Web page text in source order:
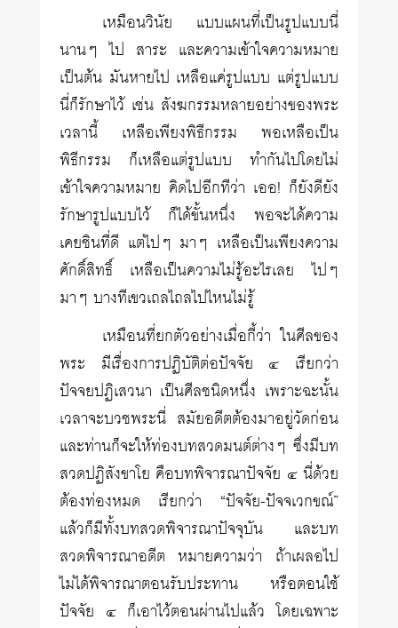
เหมือนวินัย แบบแผนที่เป็นรูปแบบนี่
นานๆ ไป สาระ และความเข้าใจความหมาย
เป็นต้น มันหายไป เหลือแค่รูปแบบ แต่รูปแบบ
นี่ก็รักษาไว้ เช่น สังฆกรรมหลายอย่างของพระ
เวลานี้ เหลือเพียงพิธีกรรม พอเหลือเป็น
พิธีกรรม ก็เหลือแต่รูปแบบ ทำกันไปโดยไม่
เข้าใจความหมาย คิดไปอีกทีว่า เออ! ก็ยังดียัง
รักษารูปแบบไว้ ก็ได้ขั้นหนึ่ง พอจะได้ความ
เคยชินที่ดี แต่ไปๆ มาๆ เหลือเป็นเพียงความ
ศักดิ์สิทธิ์ เหลือเป็นความไม่รู้อะไรเลย ไปๆ
มาๆ บางทีเขวเถลไถลไปไหนไม่รู้
เหมือนที่ยกตัวอย่างเมื่อกี้ว่า ในศีลของ
พระ มีเรื่องการปฏิบัติต่อปัจจัย ๔ เรียกว่า
ปัจจยปฏิเสวนา เป็นศีลชนิดหนึ่ง เพราะฉะนั้น
เวลาจะบวชพระนี่ สมัยอดีตต้องมาอยู่วัดก่อน
และท่านก็จะให้ท่องบทสวดมนต์ต่างๆ ซึ่งมีบท
สวดปฏิสังขาโย คือบทพิจารณาปัจจัย ๔ นี่ด้วย
ต้องท่องหมด เรียกว่า “ปัจจัย-ปัจจเวกขณ์”
แล้วก็มีทั้งบทสวดพิจารณาปัจจุบัน และบท
สวดพิจารณาอดีต หมายความว่า ถ้าเผลอไป
ไม่ได้พิจารณาตอนรับประทาน หรือตอนใช้
ปัจจัย ๔ ก็เอาไว้ตอนผ่านไปแล้ว โดยเฉพาะ